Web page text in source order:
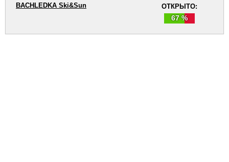
ОТКРЫТО:
67 %
BACHLEDKA Ski&Sun